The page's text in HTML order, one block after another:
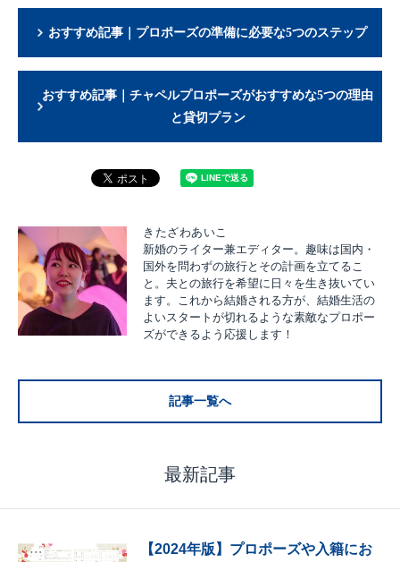
おすすめ記事｜プロポーズの準備に必要な5つのステップ
おすすめ記事｜チャペルプロポーズがおすすめな5つの理由
と貸切プラン
きたざわあいこ
新婚のライター兼エディター。趣味は国内・
国外を問わずの旅行とその計画を立てるこ
と。夫との旅行を希望に日々を生き抜いてい
ます。これから結婚される方が、結婚生活の
よいスタートが切れるような素敵なプロポー
ズができるよう応援します！
記事一覧へ
最新記事
【2024年版】プロポーズや入籍にお